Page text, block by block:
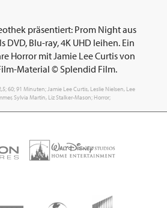
präsentiert: Prom Night aus
DVD, Blu-ray, 4K UHD leihen. Ein
Horror mit Jamie Lee Curtis von
Material © Splendid Film.
60; 91 Minuten; Jamie Lee Curtis, Leslie Nielsen, Lee
Sylvia Martin, Liz Stalker-Mason; Horror;